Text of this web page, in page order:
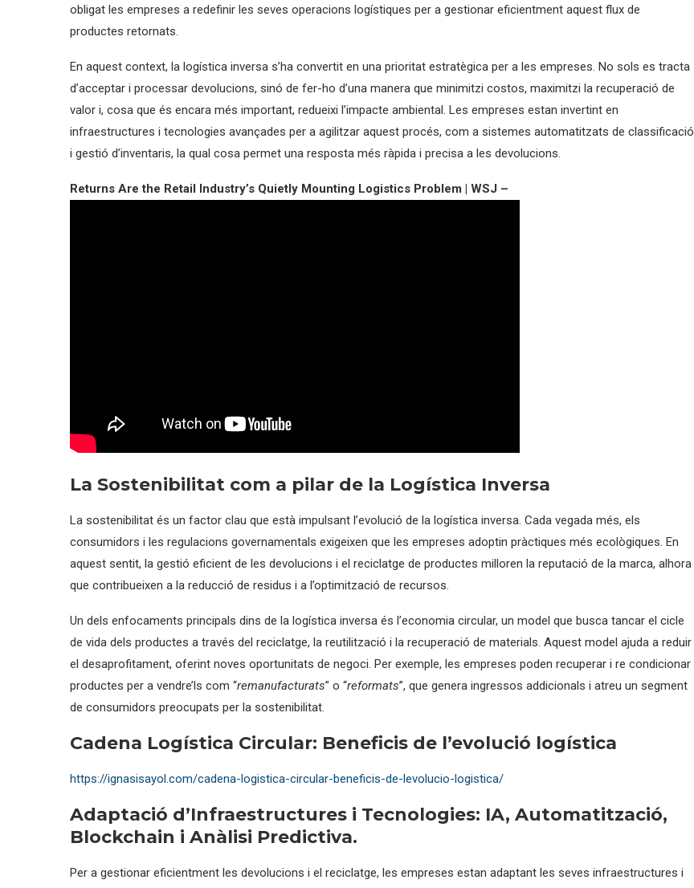
obligat les empreses a redefinir les seves operacions logístiques per a gestionar eficientment aquest flux de
productes retornats.
En aquest context, la logística inversa s’ha convertit en una prioritat estratègica per a les empreses. No sols es tracta
d’acceptar i processar devolucions, sinó de fer-ho d’una manera que minimitzi costos, maximitzi la recuperació de
valor i, cosa que és encara més important, redueixi l’impacte ambiental. Les empreses estan invertint en
infraestructures i tecnologies avançades per a agilitzar aquest procés, com a sistemes automatitzats de classificació
i gestió d’inventaris, la qual cosa permet una resposta més ràpida i precisa a les devolucions.
Returns Are the Retail Industry’s Quietly Mounting Logistics Problem | WSJ –
La Sostenibilitat com a pilar de la Logística Inversa
La sostenibilitat és un factor clau que està impulsant l’evolució de la logística inversa. Cada vegada més, els
consumidors i les regulacions governamentals exigeixen que les empreses adoptin pràctiques més ecològiques. En
aquest sentit, la gestió eficient de les devolucions i el reciclatge de productes milloren la reputació de la marca, alhora
que contribueixen a la reducció de residus i a l’optimització de recursos.
Un dels enfocaments principals dins de la logística inversa és l’economia circular, un model que busca tancar el cicle
de vida dels productes a través del reciclatge, la reutilització i la recuperació de materials. Aquest model ajuda a reduir
el desaprofitament, oferint noves oportunitats de negoci. Per exemple, les empreses poden recuperar i re condicionar
productes per a vendre’ls com “remanufacturats” o “reformats”, que genera ingressos addicionals i atreu un segment
de consumidors preocupats per la sostenibilitat.
Cadena Logística Circular: Beneficis de l’evolució logística
https://ignasisayol.com/cadena-logistica-circular-beneficis-de-levolucio-logistica/
Adaptació d’Infraestructures i Tecnologies: IA, Automatització,
Blockchain i Anàlisi Predictiva.
Per a gestionar eficientment les devolucions i el reciclatge, les empreses estan adaptant les seves infraestructures i